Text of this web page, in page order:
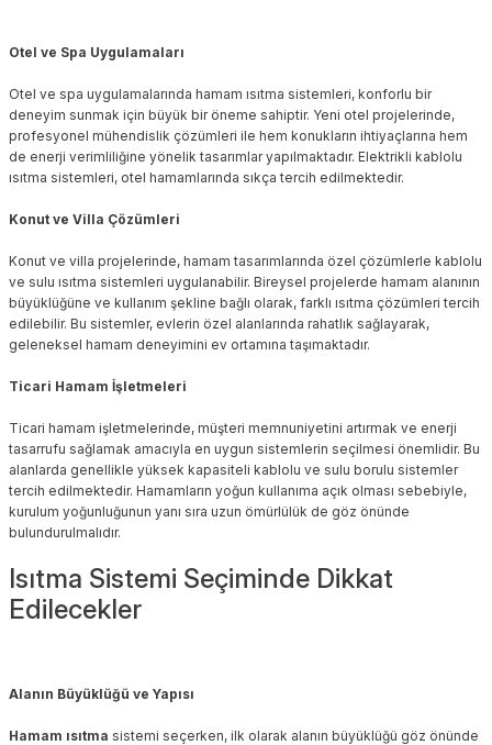
Otel ve Spa Uygulamaları
Otel ve spa uygulamalarında hamam ısıtma sistemleri, konforlu bir
deneyim sunmak için büyük bir öneme sahiptir. Yeni otel projelerinde,
profesyonel mühendislik çözümleri ile hem konukların ihtiyaçlarına hem
de enerji verimliliğine yönelik tasarımlar yapılmaktadır. Elektrikli kablolu
ısıtma sistemleri, otel hamamlarında sıkça tercih edilmektedir.
Konut ve Villa Çözümleri
Konut ve villa projelerinde, hamam tasarımlarında özel çözümlerle kablolu
ve sulu ısıtma sistemleri uygulanabilir. Bireysel projelerde hamam alanının
büyüklüğüne ve kullanım şekline bağlı olarak, farklı ısıtma çözümleri tercih
edilebilir. Bu sistemler, evlerin özel alanlarında rahatlık sağlayarak,
geleneksel hamam deneyimini ev ortamına taşımaktadır.
Ticari Hamam İşletmeleri
Ticari hamam işletmelerinde, müşteri memnuniyetini artırmak ve enerji
tasarrufu sağlamak amacıyla en uygun sistemlerin seçilmesi önemlidir. Bu
alanlarda genellikle yüksek kapasiteli kablolu ve sulu borulu sistemler
tercih edilmektedir. Hamamların yoğun kullanıma açık olması sebebiyle,
kurulum yoğunluğunun yanı sıra uzun ömürlülük de göz önünde
bulundurulmalıdır.
Isıtma Sistemi Seçiminde Dikkat
Edilecekler
Alanın Büyüklüğü ve Yapısı
Hamam ısıtma sistemi seçerken, ilk olarak alanın büyüklüğü göz önünde